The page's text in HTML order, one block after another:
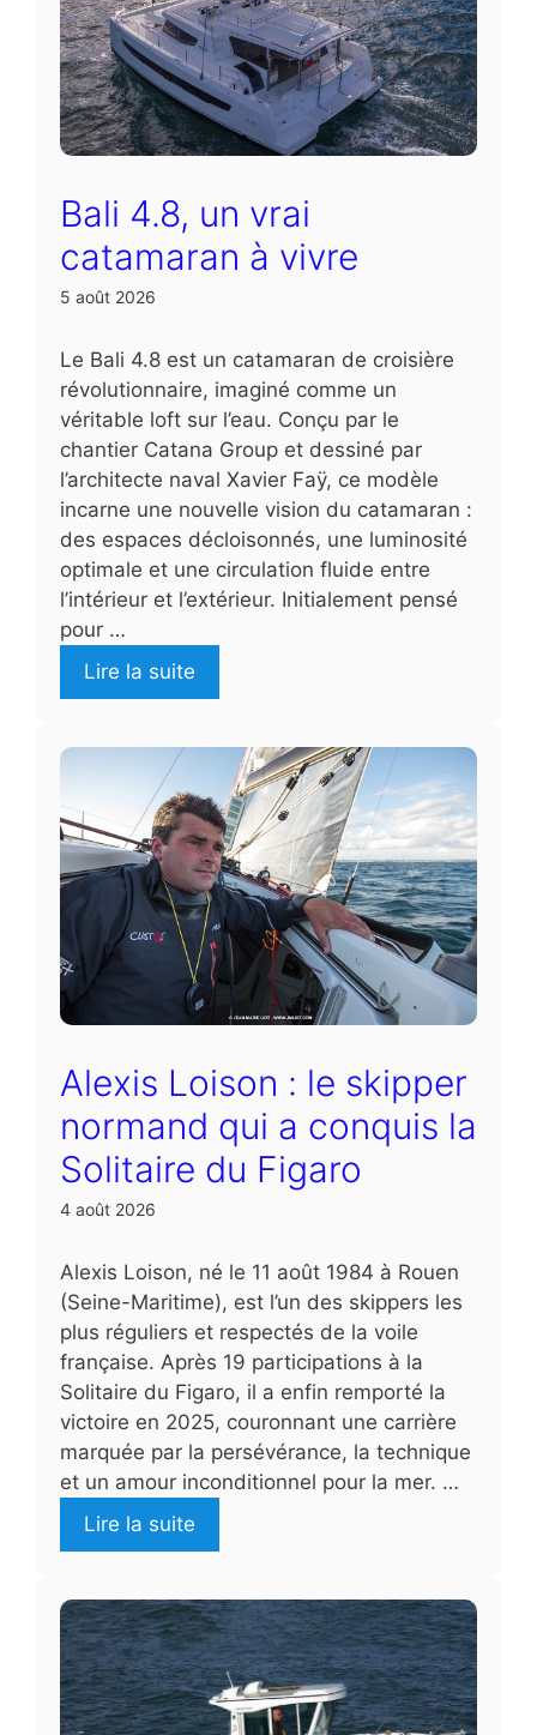
Bali 4.8, un vrai
catamaran à vivre
5 août 2026
Le Bali 4.8 est un catamaran de croisière
révolutionnaire, imaginé comme un
véritable loft sur l’eau. Conçu par le
chantier Catana Group et dessiné par
l’architecte naval Xavier Faÿ, ce modèle
incarne une nouvelle vision du catamaran :
des espaces décloisonnés, une luminosité
optimale et une circulation fluide entre
l’intérieur et l’extérieur. Initialement pensé
pour …
Lire la suite
Alexis Loison : le skipper
normand qui a conquis la
Solitaire du Figaro
4 août 2026
Alexis Loison, né le 11 août 1984 à Rouen
(Seine-Maritime), est l’un des skippers les
plus réguliers et respectés de la voile
française. Après 19 participations à la
Solitaire du Figaro, il a enfin remporté la
victoire en 2025, couronnant une carrière
marquée par la persévérance, la technique
et un amour inconditionnel pour la mer. …
Lire la suite